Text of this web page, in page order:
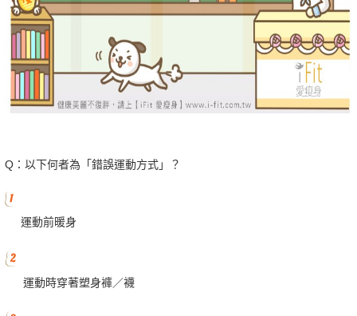
Q：以下何者為「錯誤運動方式」？
運動前暖身
運動時穿著塑身褲／襪